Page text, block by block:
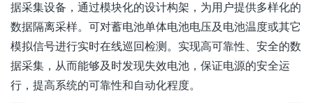
据采集设备，通过模块化的设计构架，为用户提供多样化的
数据隔离采样。可对蓄电池单体电池电压及电池温度或其它
模拟信号进行实时在线巡回检测。实现高可靠性、安全的数
据采集，从而能够及时发现失效电池，保证电源的安全运
行，提高系统的可靠性和自动化程度。